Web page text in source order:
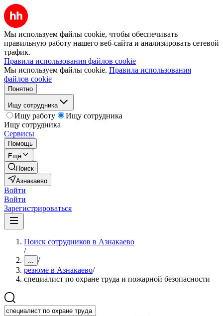
Мы используем файлы cookie, чтобы обеспечивать
правильную работу нашего веб-сайта и анализировать сетевой
трафик.
Правила использования файлов cookie
Мы используем файлы cookie. Правила использования
файлов cookie
Понятно
Ищу сотрудника
Ищу работу
Ищу сотрудника
Ищу сотрудника
Сервисы
Помощь
Ещё
Поиск
Азнакаево
Войти
Войти
Зарегистрироваться
Поиск сотрудников в Азнакаево
/
... /
резюме в Азнакаево/
специалист по охране труда и пожарной безопасности